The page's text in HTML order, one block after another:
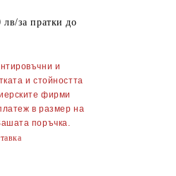
ножици
тържества
за пратки до
и
и стойността
фирми
в размер на
поръчка.